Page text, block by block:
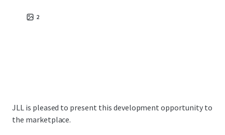
2
JLL is pleased to present this development opportunity to
the marketplace.